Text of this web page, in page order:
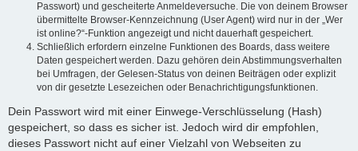
Passwort) und gescheiterte Anmeldeversuche. Die von deinem Browser
übermittelte Browser-Kennzeichnung (User Agent) wird nur in der „Wer
ist online?“-Funktion angezeigt und nicht dauerhaft gespeichert.
Schließlich erfordern einzelne Funktionen des Boards, dass weitere
Daten gespeichert werden. Dazu gehören dein Abstimmungsverhalten
bei Umfragen, der Gelesen-Status von deinen Beiträgen oder explizit
von dir gesetzte Lesezeichen oder Benachrichtigungsfunktionen.
Dein Passwort wird mit einer Einwege-Verschlüsselung (Hash)
gespeichert, so dass es sicher ist. Jedoch wird dir empfohlen,
dieses Passwort nicht auf einer Vielzahl von Webseiten zu